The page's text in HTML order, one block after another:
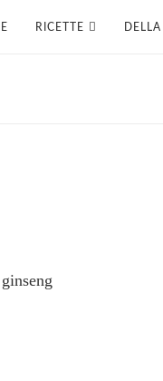
RICETTE